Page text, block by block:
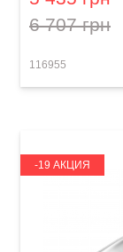
6 707 грн
116955
-19 АКЦИЯ